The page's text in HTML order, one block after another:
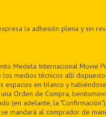
la adhesión plena y sin
Medela Internacional Movie
medios técnicos allí
en blanco y
Orden de Compra,
(en adelante, la
mandará al comprador de